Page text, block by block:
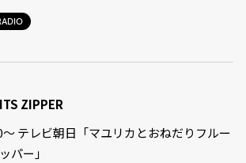
ZIPPER
～ テレビ朝日「マユリカとおねだりフルー
パー」